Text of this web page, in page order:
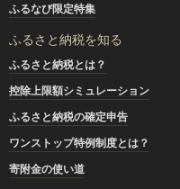
ふるなび限定特集
ふるさと納税を知る
ふるさと納税とは？
控除上限額シミュレーション
ふるさと納税の確定申告
ワンストップ特例制度とは？
寄附金の使い道